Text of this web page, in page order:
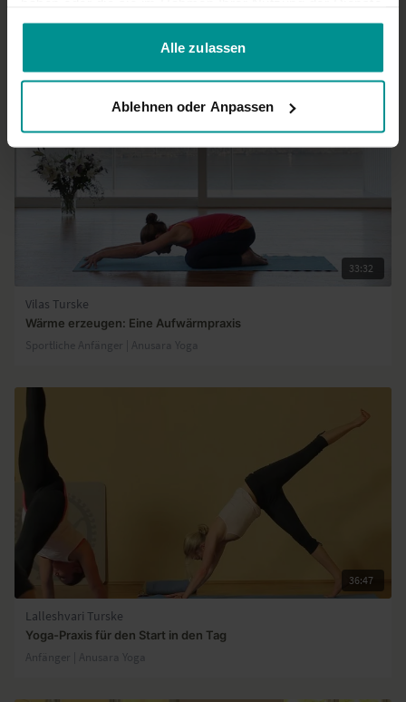
gesammelt haben.
Alle zulassen
Ablehnen oder Anpassen
33:32
Vilas Turske
Wärme erzeugen: Eine Aufwärmpraxis
Sportliche Anfänger | Anusara Yoga
36:47
Lalleshvari Turske
Yoga-Praxis für den Start in den Tag
Anfänger | Anusara Yoga